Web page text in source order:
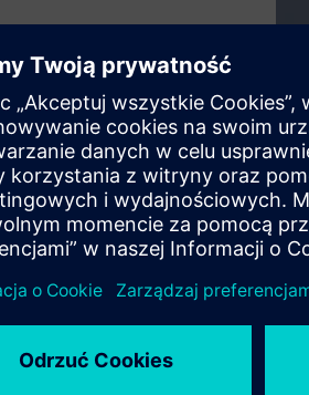
wirtualnie
w pętli (SiL), aby
instalacji i przed
i elektrotechniką przy
w celu wirtualnej
produkcji.